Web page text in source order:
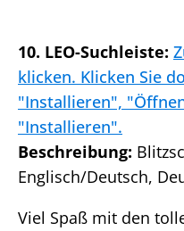
10. LEO-Suchleiste:
klicken. Klicken Sie
"Installieren",
"Installieren".
Beschreibung:
Englisch/Deutsch,
Viel Spaß mit den